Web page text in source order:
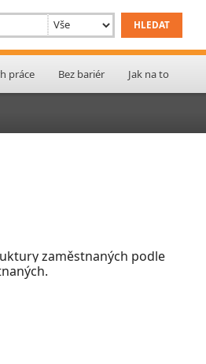
práce Bez bariér Jak na to
zaměstnaných podle